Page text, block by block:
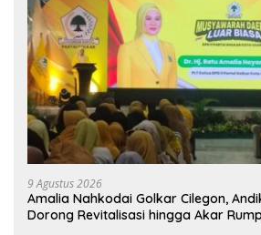
9 Agustus 2026
Amalia Nahkodai Golkar Cilegon,
Dorong Revitalisasi hingga Akar